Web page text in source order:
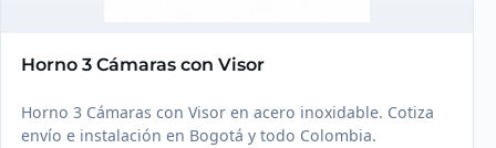
Horno 3 Cámaras con Visor
Horno 3 Cámaras con Visor en acero inoxidable. Cotiza
envío e instalación en Bogotá y todo Colombia.